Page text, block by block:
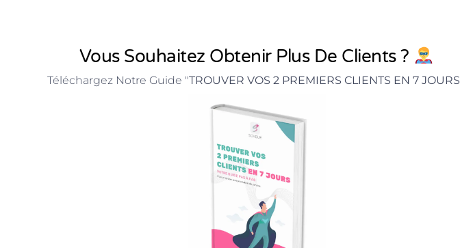
Vous Souhaitez Obtenir Plus De Clients ?
Téléchargez Notre Guide "TROUVER VOS 2 PREMIERS CLIENTS EN 7 JOURS